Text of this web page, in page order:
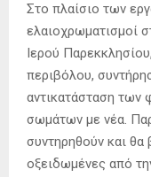
Στο πλαίσιο των
ελαιοχρωματισμοί
Ιερού
περιβόλου,
αντικατάσταση
σωμάτων με νέα.
συντηρηθούν και
οξειδωμένες από